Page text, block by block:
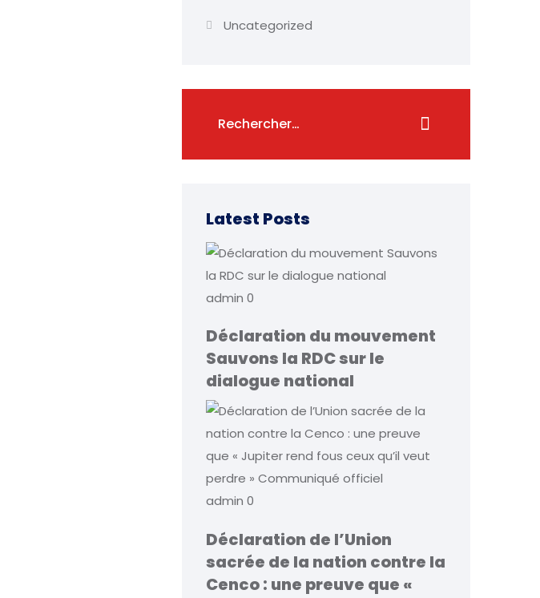
Uncategorized
Latest Posts
admin 0
Déclaration du mouvement
Sauvons la RDC sur le
dialogue national
admin 0
Déclaration de l’Union
sacrée de la nation contre la
Cenco : une preuve que «